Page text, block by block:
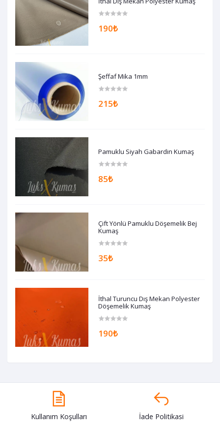
190₺
Şeffaf Mika 1mm
215₺
Pamuklu Siyah Gabardin Kumaş
85₺
Çift Yönlü Pamuklu Döşemelik Bej
Kumaş
35₺
İthal Turuncu Dış Mekan Polyester
Döşemelik Kumaş
190₺
Kullanım Koşulları İade Politikasi